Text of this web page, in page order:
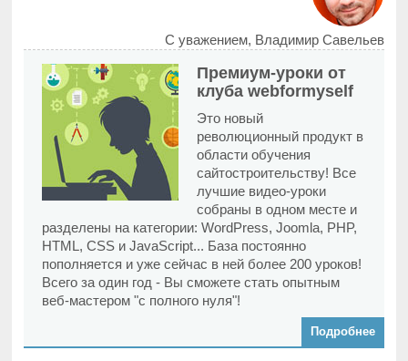
С уважением, Владимир Савельев
Премиум-уроки от
клуба webformyself
Это новый
революционный продукт в
области обучения
сайтостроительству! Все
лучшие видео-уроки
собраны в одном месте и
разделены на категории: WordPress, Joomla, PHP,
HTML, CSS и JavaScript... База постоянно
пополняется и уже сейчас в ней более 200 уроков!
Всего за один год - Вы сможете стать опытным
веб-мастером "с полного нуля"!
Подробнее